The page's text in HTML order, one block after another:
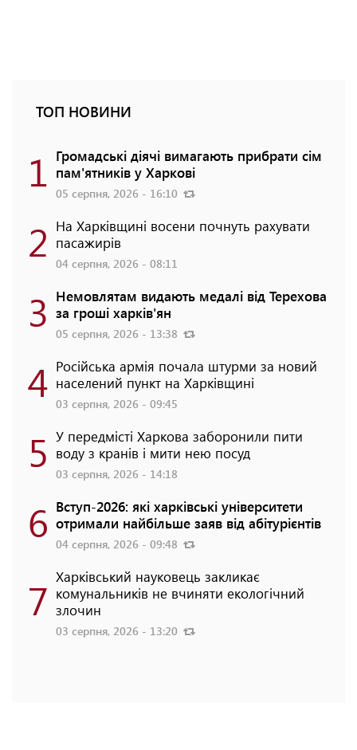
ТОП НОВИНИ
1 Громадські діячі вимагають прибрати сім
пам'ятників у Харкові
05 серпня, 2026 - 16:10
2 На Харківщині восени почнуть рахувати
пасажирів
04 серпня, 2026 - 08:11
3 Немовлятам видають медалі від Терехова
за гроші харків'ян
05 серпня, 2026 - 13:38
4 Російська армія почала штурми за новий
населений пункт на Харківщині
03 серпня, 2026 - 09:45
5 У передмісті Харкова заборонили пити
воду з кранів і мити нею посуд
03 серпня, 2026 - 14:18
6 Вступ-2026: які харківські університети
отримали найбільше заяв від абітурієнтів
04 серпня, 2026 - 09:48
7 Харківський науковець закликає
комунальників не вчиняти екологічний
злочин
03 серпня, 2026 - 13:20